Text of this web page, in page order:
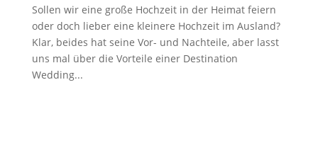
Sollen wir eine große Hochzeit in der Heimat feiern
oder doch lieber eine kleinere Hochzeit im Ausland?
Klar, beides hat seine Vor- und Nachteile, aber lasst
uns mal über die Vorteile einer Destination
Wedding...